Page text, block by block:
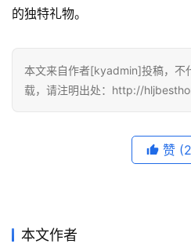
的独特礼物。
本文来自作者[kyadmin]投稿，不
载，请注明出处：http://
赞
本文作者